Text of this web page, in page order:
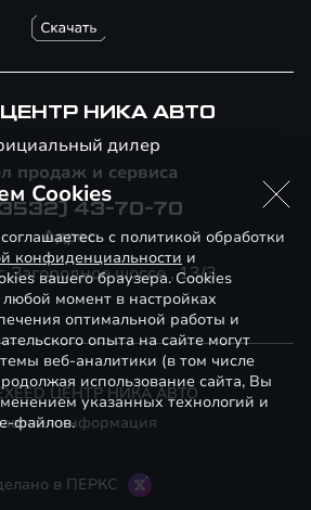
ЦЕНТР НИКА АВТО
дилер
продаж и сервиса
43-70-70
Адрес
Загородное шоссе , 13/3
ЦЕНТР НИКА АВТО
информация
в ПЕРКС
Cookies
с политикой обработки
конфиденциальности и
вашего браузера. Cookies
момент в настройках
оптимальной работы и
опыта на сайте могут
веб-аналитики (в том числе
использование сайта, Вы
указанных технологий и
файлов.